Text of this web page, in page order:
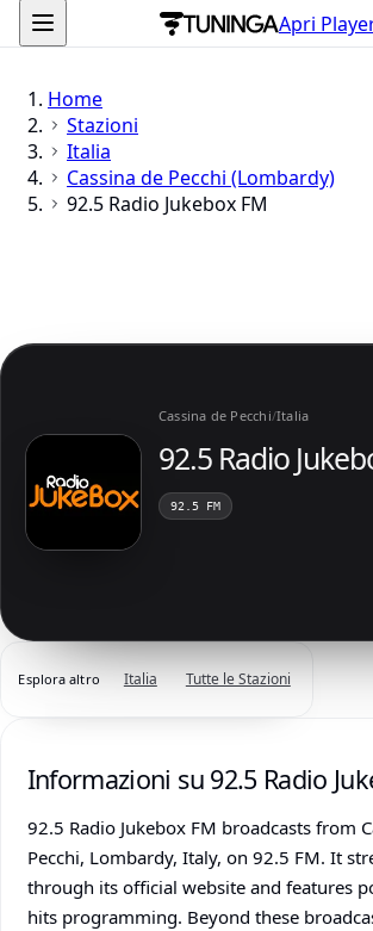
Apri
Home
Stazioni
Italia
Cassina de Pecchi (Lombardy)
92.5 Radio Jukebox FM
Cassina de Pecchi/Italia
92.5 Radio
92.5 FM
Esplora altro Italia Tutte le Stazioni
Informazioni su 92.5 Radio
92.5 Radio Jukebox FM broadcasts from
Pecchi, Lombardy, Italy, on 92.5 FM. It
through its official website and features
hits programming. Beyond these